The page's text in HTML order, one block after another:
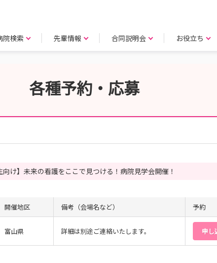
院検索 先輩情報 合同説明会 お役立ち
各種予約・応募
向け】未来の看護をここで見つける！病院見学会開催！
開催地区 備考（会場名など） 予約
富山県 詳細は別途ご連絡いたします。 申し